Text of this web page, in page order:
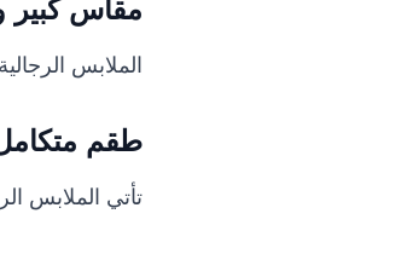
مقاس كبير
الملابس
طقم
تأتي الملابس